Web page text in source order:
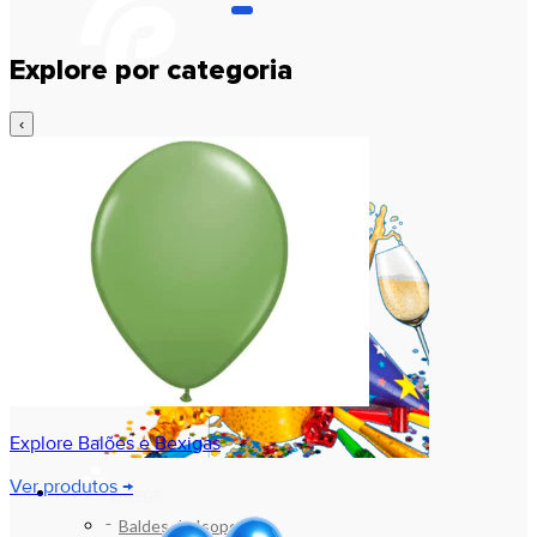
ISOPOR
Baldes de Isopor
Explore por categoria
‹
Explore Balões e Bexigas
Ver produtos →